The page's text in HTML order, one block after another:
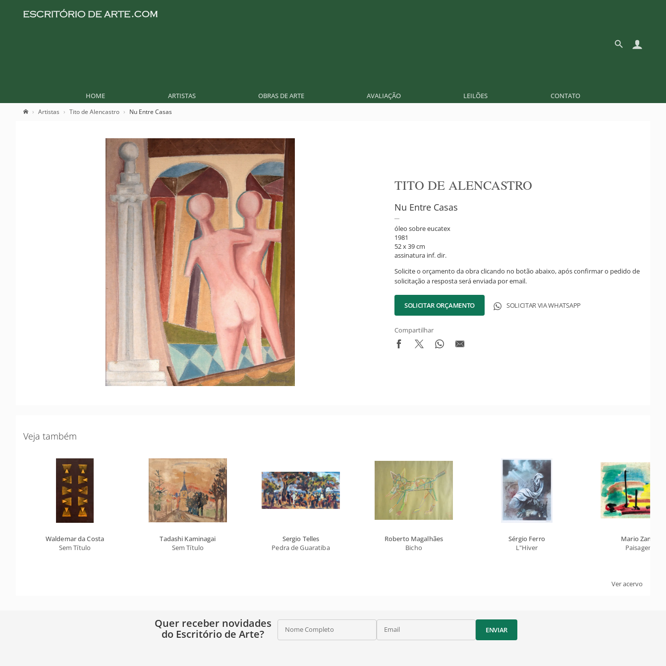
HOME ARTISTAS OBRAS DE ARTE AVALIAÇÃO LEILÕES CONTATO
Artistas Tito de Alencastro Nu Entre Casas
TITO DE ALENCASTRO
Nu Entre Casas
óleo sobre eucatex
1981
52 x 39 cm
assinatura inf. dir.
Solicite o orçamento da obra clicando no botão abaixo, após confirmar o pedido de
solicitação a resposta será enviada por email.
SOLICITAR ORÇAMENTO SOLICITAR VIA WHATSAPP
Compartilhar
Veja também
Waldemar da Costa
Sem Título
Tadashi Kaminagai
Sem Título
Sergio Telles
Pedra de Guaratiba
Roberto Magalhães
Bicho
Sérgio Ferro
L"Hiver
Mario Zanini
Paisagem
Ver acervo
Quer receber novidades
do Escritório de Arte?
Nome Completo Email ENVIAR